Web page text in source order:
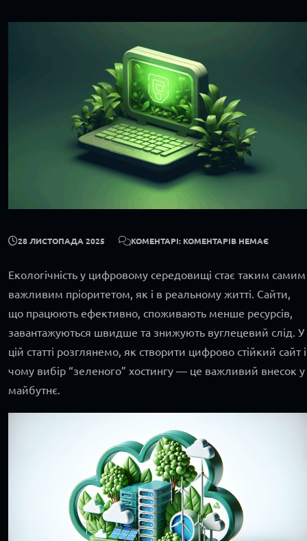
28 ЛИСТОПАДА 2025 КОМЕНТАРІ: КОМЕНТАРІВ НЕМАЄ
Екологічність у цифровому середовищі стає таким самим
важливим пріоритетом, як і в реальному житті. Сайти,
що працюють ефективно, споживають менше ресурсів,
завантажуються швидше та знижують вуглецевий слід. У
цій статті розглянемо, як створити цифрово стійкий сайт і
чому вибір “зеленого” хостингу — це важливий внесок у
майбутнє.